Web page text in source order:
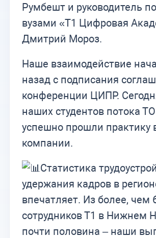
Румбешт и руководитель
вузами «Т1 Цифровая
Дмитрий Мороз.
Наше взаимодействие
назад с подписания
конференции ЦИПР.
наших студентов потока
успешно прошли практику
компании.
Статистика
удержания кадров в
впечатляет. Из более, чем
сотрудников Т1 в Нижнем
почти половина – наши